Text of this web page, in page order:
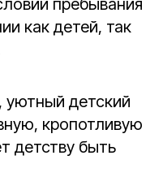
пребывания
как детей, так
детский
кропотливую
детству быть